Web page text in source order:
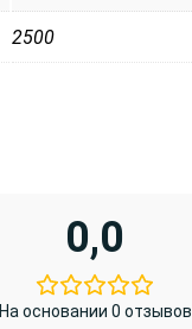
2500
0,0
На основании 0 отзывов